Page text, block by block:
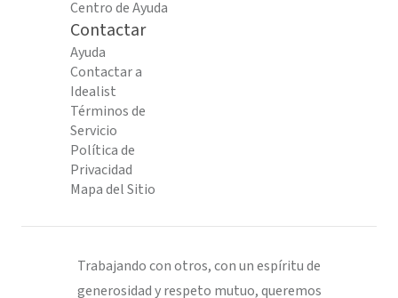
Centro de Ayuda
Contactar
Ayuda
Contactar a
Idealist
Términos de
Servicio
Política de
Privacidad
Mapa del Sitio
Trabajando con otros, con un espíritu de
generosidad y respeto mutuo, queremos